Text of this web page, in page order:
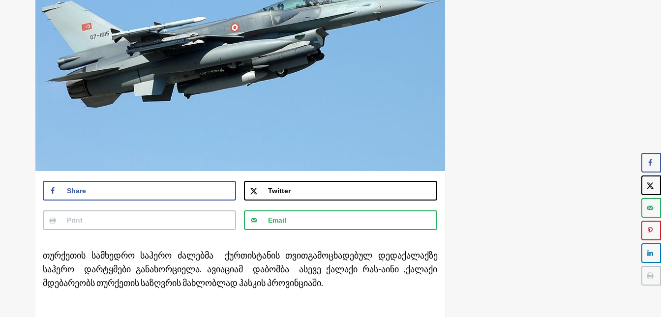
Share Twitter
Print Email
თურქეთის სამხედრო საჰერო ძალებმა ქურთისტანის თვითგამოცხადებულ დედაქალაქზე
საჰერო დარტყმები განახორციელა. ავიაციამ დაბომბა ასევე ქალაქი რას-აინი ,ქალაქი
მდებარეობს თურქეთის საზღვრის მახლობლად ჰასკის პროვინციაში.